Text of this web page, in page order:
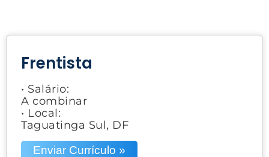
Frentista
• Salário:
A combinar
• Local:
Taguatinga Sul, DF
Enviar Currículo »